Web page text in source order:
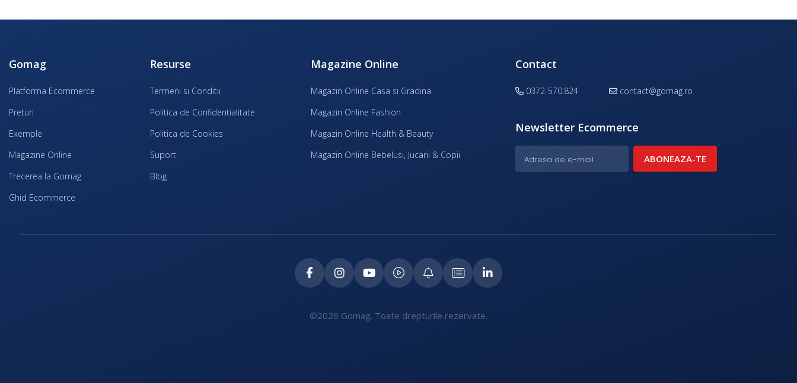
Gomag
Platforma Ecommerce
Preturi
Exemple
Magazine Online
Trecerea la Gomag
Ghid Ecommerce
Resurse
Termeni si Conditii
Politica de Confidentialitate
Politica de Cookies
Suport
Blog
Magazine Online
Magazin Online Casa si Gradina
Magazin Online Fashion
Magazin Online Health & Beauty
Magazin Online Bebelusi, Jucarii & Copii
Contact
0372-570.824 contact@gomag.ro
Newsletter Ecommerce
©2026 Gomag. Toate drepturile rezervate.